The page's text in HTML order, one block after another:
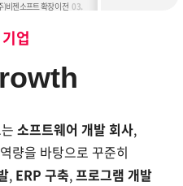
03.
)비젠소프트 확장 이전
리뉴얼
얼
개발
개발
2016
12.
반응형 웹사이트 개발
개발, AI 솔루션을 통해
업
소프트웨어 개발 회사,
역량을 바탕으로 꾸준히
, ERP 구축,프로그램 개발